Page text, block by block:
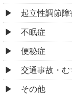
起立性調節障
不眠症
便秘症
交通事故・
その他